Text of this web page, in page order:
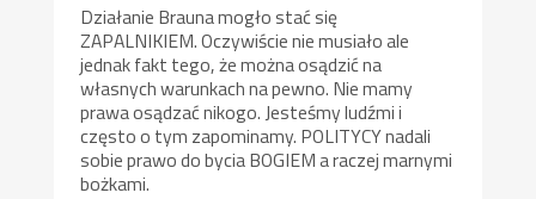
Działanie Brauna mogło stać się
ZAPALNIKIEM. Oczywiście nie musiało ale
jednak fakt tego, że można osądzić na
własnych warunkach na pewno. Nie mamy
prawa osądzać nikogo. Jesteśmy ludźmi i
często o tym zapominamy. POLITYCY nadali
sobie prawo do bycia BOGIEM a raczej marnymi
bożkami.